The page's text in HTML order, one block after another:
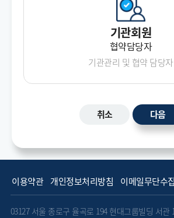
이용약관 개인정보처리방침 이메일무단수
03127 서울 종로구 율곡로 194 현대그룹빌딩 서관
기관회원
협약담당자
기관관리 및 협약 담당자
취소 다음